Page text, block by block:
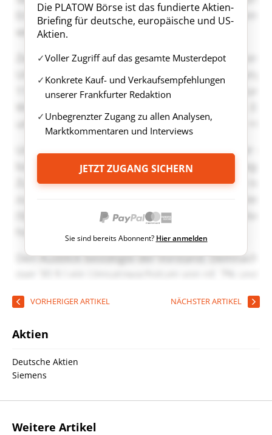
Die PLATOW Börse ist das fundierte Aktien-
Briefing für deutsche, europäische und US-
Aktien.
Voller Zugriff auf das gesamte Musterdepot
Konkrete Kauf- und Verkaufsempfehlungen
unserer Frankfurter Redaktion
Unbegrenzter Zugang zu allen Analysen,
Marktkommentaren und Interviews
JETZT ZUGANG SICHERN
Sie sind bereits Abonnent? Hier anmelden
VORHERIGER ARTIKEL NÄCHSTER ARTIKEL
Aktien
Deutsche Aktien
Siemens
Weitere Artikel